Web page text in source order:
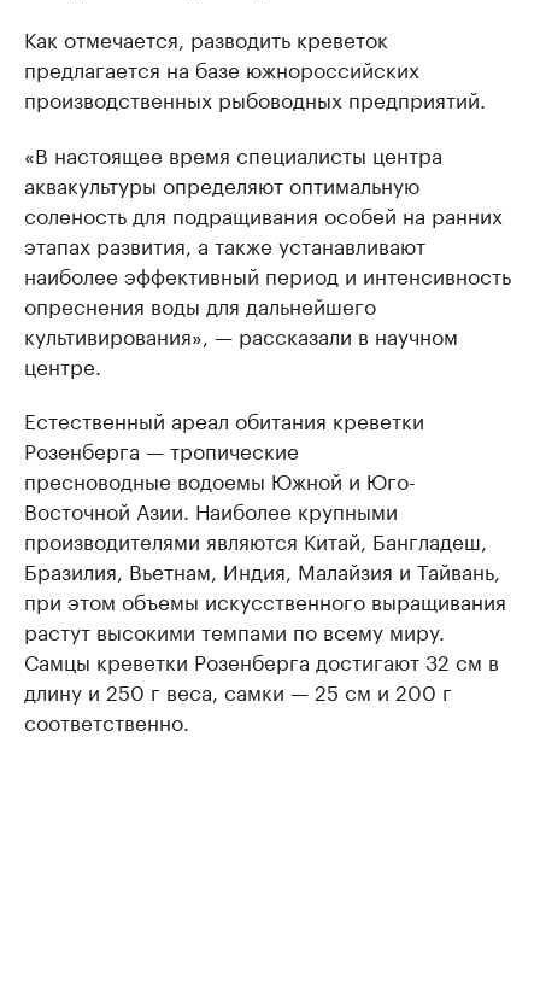
Как отмечается, разводить креветок
предлагается на базе южнороссийских
производственных рыбоводных предприятий.
«В настоящее время специалисты центра
аквакультуры определяют оптимальную
соленость для подращивания особей на ранних
этапах развития, а также устанавливают
наиболее эффективный период и интенсивность
опреснения воды для дальнейшего
культивирования», — рассказали в научном
центре.
Естественный ареал обитания креветки
Розенберга — тропические
пресноводные водоемы Южной и Юго-
Восточной Азии. Наиболее крупными
производителями являются Китай, Бангладеш,
Бразилия, Вьетнам, Индия, Малайзия и Тайвань,
при этом объемы искусственного выращивания
растут высокими темпами по всему миру.
Самцы креветки Розенберга достигают 32 см в
длину и 250 г веса, самки — 25 см и 200 г
соответственно.